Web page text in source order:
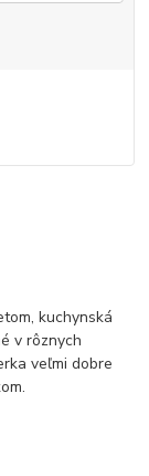
kuchynská
v rôznych
veľmi dobre